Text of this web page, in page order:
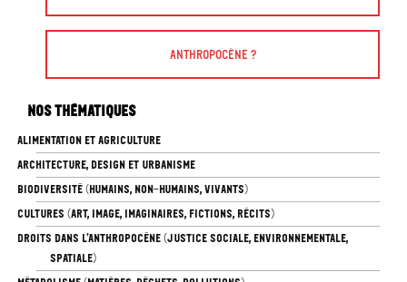
Anthropocène ?
Nos thématiques
ALIMENTATION ET AGRICULTURE
ARCHITECTURE, DESIGN ET URBANISME
BIODIVERSITÉ (HUMAINS, NON-HUMAINS, VIVANTS)
CULTURES (ART, IMAGE, IMAGINAIRES, FICTIONS, RÉCITS)
DROITS DANS L’ANTHROPOCÈNE (JUSTICE SOCIALE, ENVIRONNEMENTALE,
SPATIALE)